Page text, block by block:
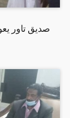
صديق تاور